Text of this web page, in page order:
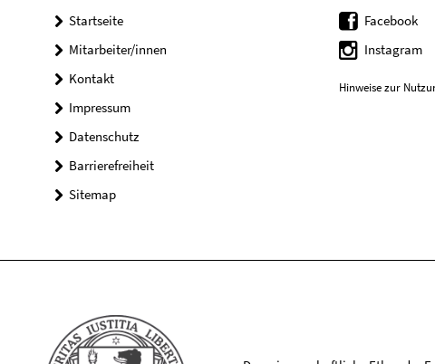
Startseite
Mitarbeiter/innen
Kontakt
Impressum
Datenschutz
Barrierefreiheit
Sitemap
Facebook
Instagram
Hinweise zur